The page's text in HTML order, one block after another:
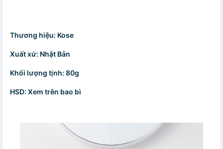
Thương hiệu: Kose
Xuất xứ: Nhật Bản
Khối lượng tịnh: 80g
HSD: Xem trên bao bì